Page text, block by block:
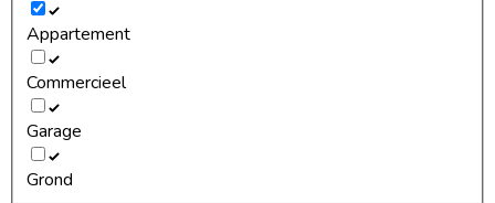
Appartement
Commercieel
Garage
Grond